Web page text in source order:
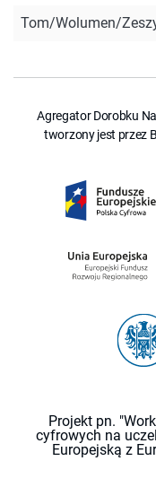
Tom/Wolumen/
Agregator Dorobku
tworzony jest przez
Projekt pn.
cyfrowych na
Europejską z